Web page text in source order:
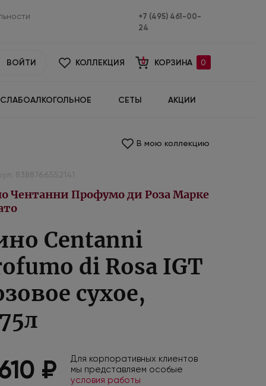
+7 (495) 461-00-
24
ВОЙТИ КОЛЛЕКЦИЯ КОРЗИНА 0
СЛАБОАЛКОГОЛЬНОЕ СЕТЫ АКЦИИ
В мою коллекцию
Чентанни Профумо ди Роза Марке
Centanni
di Rosa IGT
сухое,
₽
Для корпоративных клиентов
мы представляем особые
условия работы